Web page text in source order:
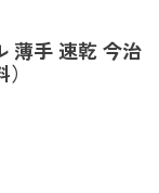
薄手 速乾 今治